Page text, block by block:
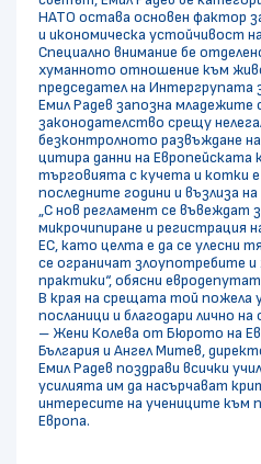
НАТО остава основен фактор
и икономическа устойчивост
Специално внимание бе
хуманното отношение към
председател на Интергрупата
Емил Радев запозна младежите
законодателство срещу
безконтролното развъждане
цитира данни на Европейската
търговията с кучета и котки е
последните години и възлиза
„С нов регламент се въвеждат
микрочипиране и регистрация
ЕС, като целта е да се улесни
се ограничат злоупотребите
практики“, обясни
В края на срещата той пожела
посланици и благодари лично
– Жени Колева от Бюрото на
България и Ангел Митев,
Емил Радев поздрави всички
усилията им да насърчават
интересите на учениците към
Европа.